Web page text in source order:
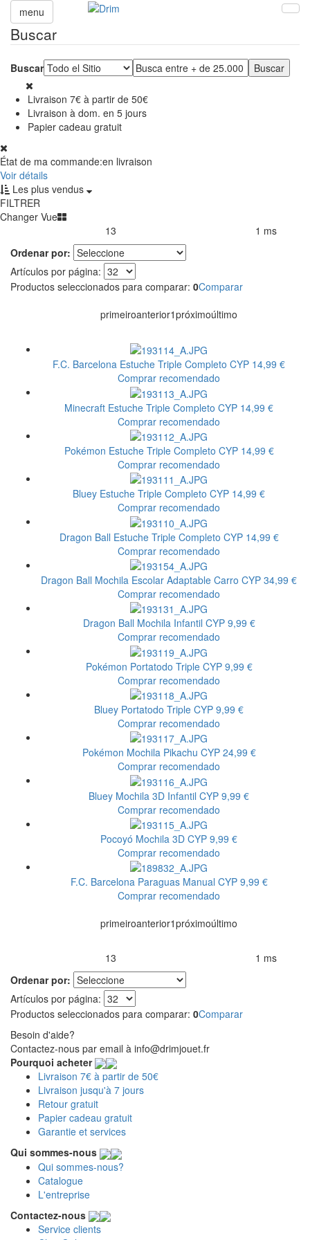
menu
Buscar
Buscar
Livraison 7€ à partir de 50€
Livraison à dom. en 5 jours
Papier cadeau gratuit
État de ma commande:en livraison
Voir détails
Les plus vendus
FILTRER
Changer Vue
13
1 ms
Ordenar por:
Artículos por página:
Productos seleccionados para comparar: 0Comparar
primeiroanterior1próximoúltimo
F.C. Barcelona Estuche Triple Completo CYP 14,99 €
Comprar recomendado
Minecraft Estuche Triple Completo CYP 14,99 €
Comprar recomendado
Pokémon Estuche Triple Completo CYP 14,99 €
Comprar recomendado
Bluey Estuche Triple Completo CYP 14,99 €
Comprar recomendado
Dragon Ball Estuche Triple Completo CYP 14,99 €
Comprar recomendado
Dragon Ball Mochila Escolar Adaptable Carro CYP 34,99 €
Comprar recomendado
Dragon Ball Mochila Infantil CYP 9,99 €
Comprar recomendado
Pokémon Portatodo Triple CYP 9,99 €
Comprar recomendado
Bluey Portatodo Triple CYP 9,99 €
Comprar recomendado
Pokémon Mochila Pikachu CYP 24,99 €
Comprar recomendado
Bluey Mochila 3D Infantil CYP 9,99 €
Comprar recomendado
Pocoyó Mochila 3D CYP 9,99 €
Comprar recomendado
F.C. Barcelona Paraguas Manual CYP 9,99 €
Comprar recomendado
primeiroanterior1próximoúltimo
13
1 ms
Ordenar por:
Artículos por página:
Productos seleccionados para comparar: 0Comparar
Besoin d'aide?
Contactez-nous par email à info@drimjouet.fr
Pourquoi acheter
Livraison 7€ à partir de 50€
Livraison jusqu'à 7 jours
Retour gratuit
Papier cadeau gratuit
Garantie et services
Qui sommes-nous
Qui sommes-nous?
Catalogue
L'entreprise
Contactez-nous
Service clients